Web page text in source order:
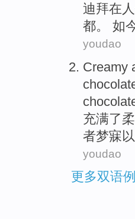
迪拜在
都。 如
youdao
Creamy
充满了
者梦寐
youdao
更多双语